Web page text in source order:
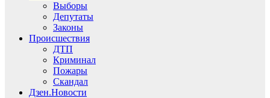
Выборы
Депутаты
Законы
Происшествия
ДТП
Криминал
Пожары
Скандал
Дзен.Новости